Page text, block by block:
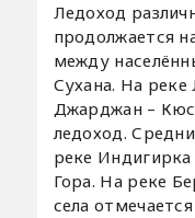
Ледоход
продолжается
между
Сухана. На реке
Джарджан –
ледоход.
реке Индигирка
Гора. На реке
села